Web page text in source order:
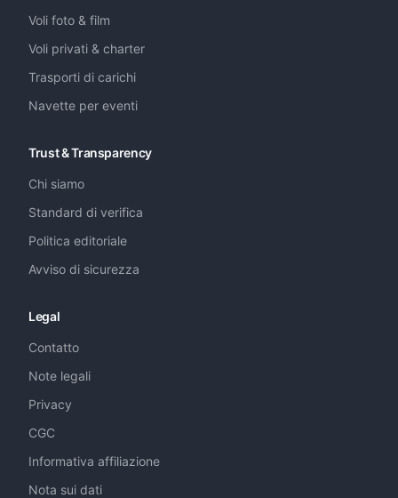
Voli foto & film
Voli privati & charter
Trasporti di carichi
Navette per eventi
Trust & Transparency
Chi siamo
Standard di verifica
Politica editoriale
Avviso di sicurezza
Legal
Contatto
Note legali
Privacy
CGC
Informativa affiliazione
Nota sui dati